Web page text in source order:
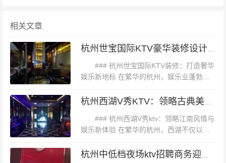
*：提供高品质音响设备、丰富曲库、周到服务的KTV，其
价格自然也会相应提高。例如，某些高端KTV还配备有私
人休息室、免费小吃饮料等增值服务。 3. **时段与节假日*
*：通常情况下，周末和节假日是KTV的高峰时段，价格可
能会上浮。此外，某些特殊节日（如情人节、圣诞节）也
可能会有额外的收费项目。 **三、如何选择合适的KTV**
1. **明确需求**：首先确定你的聚会人数和预算范围，选
择与之匹配的包厢类型。 2. **比较价格**：通过线上平台
（如美团、大众点评等）或电话咨询，了解不同KTV的价
格政策，并比较性价比。 3. **考察环境**：在决定前不妨
相关文章
### 杭州世宝国际KTV装修：打造奢华
娱乐新地标 在繁华的杭州，娱乐业蓬勃发
展，而KTV作为社交与放松的重要场所，其
装修设计更是成为了吸引顾客的关键。今
### 杭州西湖V秀ktv：领略江南风情与
娱乐新体验 在繁华的杭州，西湖不仅以其
如画的风景闻名遐迩，更以其丰富的文化娱
乐生活吸引着无数游客。其中，**杭州西湖